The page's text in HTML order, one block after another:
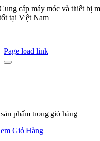
Cung cấp máy móc và thiết bị
tốt tại Việt Nam
Page load link
phẩm trong giỏ hàng
Giỏ Hàng